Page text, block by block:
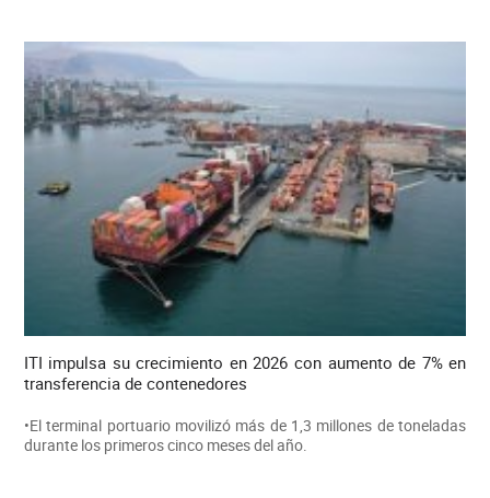
ITI impulsa su crecimiento en 2026 con aumento de 7% en
transferencia de contenedores
•El terminal portuario movilizó más de 1,3 millones de toneladas
durante los primeros cinco meses del año.